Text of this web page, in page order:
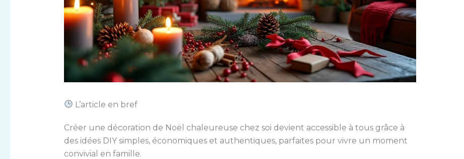
L’article en bref
Créer une décoration de Noël chaleureuse chez soi devient accessible à tous grâce à
des idées DIY simples, économiques et authentiques, parfaites pour vivre un moment
convivial en famille.